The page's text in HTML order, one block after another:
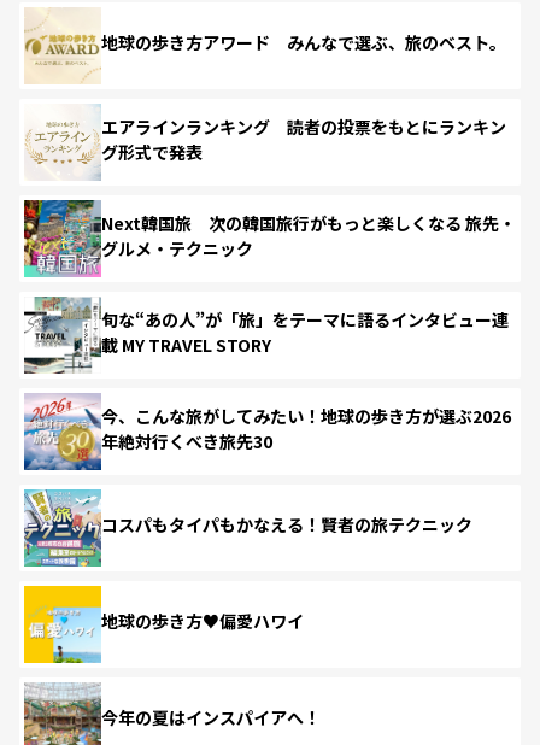
地球の歩き方アワード みんなで選ぶ、旅のベスト。
エアラインランキング 読者の投票をもとにランキン
グ形式で発表
Next韓国旅 次の韓国旅行がもっと楽しくなる 旅先・
グルメ・テクニック
旬な“あの人”が「旅」をテーマに語るインタビュー連
載 MY TRAVEL STORY
今、こんな旅がしてみたい！地球の歩き方が選ぶ2026
年絶対行くべき旅先30
コスパもタイパもかなえる！賢者の旅テクニック
地球の歩き方♥偏愛ハワイ
今年の夏はインスパイアへ！